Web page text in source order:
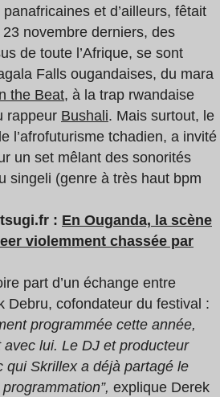
et d’ailleurs, fêtait
novembre derniers, des
de toute l’Afrique, se sont
Falls ougandaises, du mara
the Beat, à la trap rwandaise
rappeur Bushali. Mais surtout, le
l’afrofuturisme tchadien, a invité
un set mêlant des sonorités
singeli (genre à très haut bpm
: En Ouganda, la scène
violemment chassée par
part d’un échange entre
Debru, cofondateur du festival :
programmée cette année,
lui. Le DJ et producteur
qui Skrillex a déjà partagé le
explique Derek